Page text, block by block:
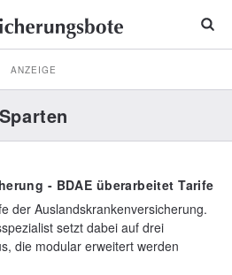
ANZEIGE
Sparten
- BDAE überarbeitet Tarife
der Auslandskrankenversicherung.
setzt dabei auf drei
die modular erweitert werden